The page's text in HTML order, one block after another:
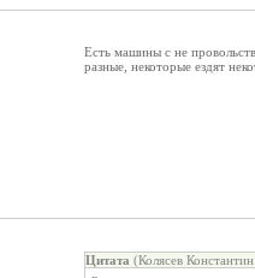
Есть машины с не
разные, некоторые ездят
Цитата (Колясев